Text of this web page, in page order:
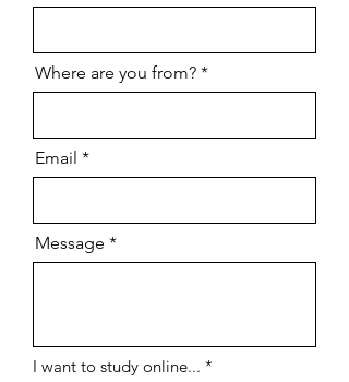
Where are you from?
Email
Message
I want to study online... *